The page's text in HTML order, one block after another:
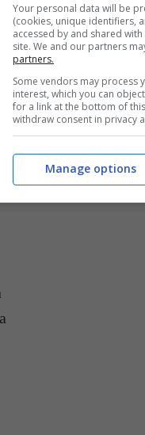
fritta con la ricetta di
neimenu di pescea
Your personal data will be
(cookies, unique identifiers,
accessed by and shared
site. We and our partners
partners.
Some vendors may process
interest, which you can
for a link at the bottom of
withdraw consent in privacy
Manage options